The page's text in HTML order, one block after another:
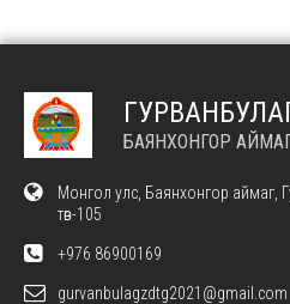
БАЯНХОНГОР
Монгол улс, Баянхонгор аймаг,
төв-105
+976 86900169
gurvanbulagzdtg2021@gmail.com